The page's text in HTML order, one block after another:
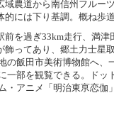
域農道から南信州フルー
的には下り基調。概ね歩
前を過ぎ33km走行、満
飾ってあり、郷土力士星
の飯田市美術博物館へ
一部を観覧できる。ド
・アニメ「明治東亰恋